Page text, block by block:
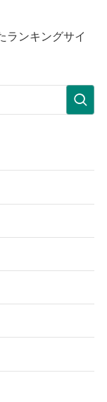
ランキングサイ